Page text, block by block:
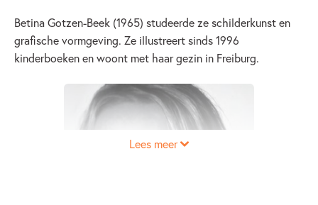
Betina Gotzen-Beek (1965) studeerde ze schilderkunst en
grafische vormgeving. Ze illustreert sinds 1996
kinderboeken en woont met haar gezin in Freiburg.
Lees meer